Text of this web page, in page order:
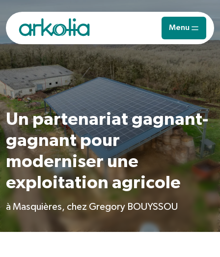
Menu
Un partenariat gagnant-
gagnant pour
moderniser une
exploitation agricole
à Masquières, chez Gregory BOUYSSOU